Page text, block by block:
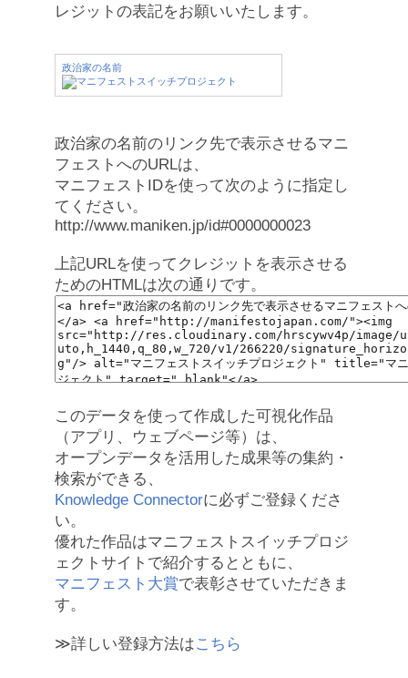
レジットの表記をお願いいたします。
政治家の名前
政治家の名前のリンク先で表示させるマニ
フェストへのURLは、
マニフェストIDを使って次のように指定し
てください。
http://www.maniken.jp/id#0000000023
上記URLを使ってクレジットを表示させる
ためのHTMLは次の通りです。
このデータを使って作成した可視化作品
（アプリ、ウェブページ等）は、
オープンデータを活用した成果等の集約・
検索ができる、
Knowledge Connectorに必ずご登録くださ
い。
優れた作品はマニフェストスイッチプロジ
ェクトサイトで紹介するとともに、
マニフェスト大賞で表彰させていただきま
す。
≫詳しい登録方法はこちら